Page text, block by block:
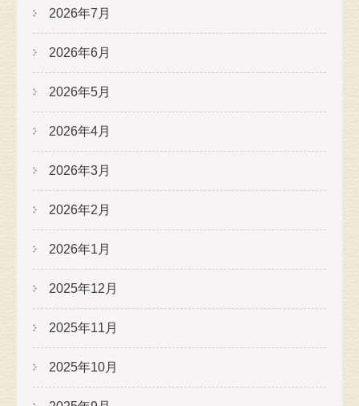
2026年7月
2026年6月
2026年5月
2026年4月
2026年3月
2026年2月
2026年1月
2025年12月
2025年11月
2025年10月